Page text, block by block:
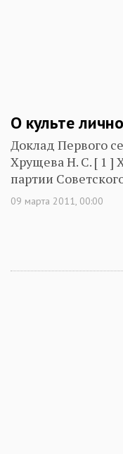
О культе
Доклад Первого
Хрущева Н. С. [ 1 ]
партии
09 марта 2011, 00:00